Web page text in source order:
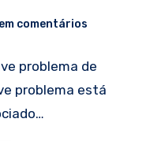
comentários
problema de
problema está